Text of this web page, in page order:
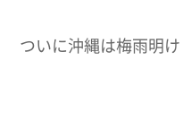
ついに沖縄は梅雨明け